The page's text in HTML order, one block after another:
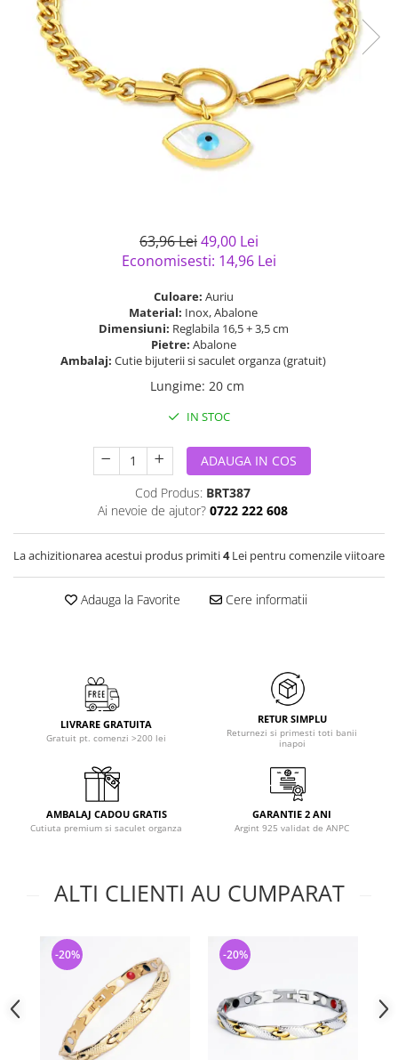
semipretioase
Bijuterii argint placat cu aur
Bijuterii argint cu diverse
Bijuterii de Lux
Bijuterii gotice si rock
Bijuterii Handmade
Casete si cutii de bijuterii
Solutii si lavete de curatare
63,96 Lei49,00 Lei
Economisesti: 14,96 Lei
Culoare: Auriu
Material: Inox, Abalone
Dimensiuni: Reglabila 16,5 + 3,5 cm
Pietre: Abalone
Ambalaj: Cutie bijuterii si saculet organza (gratuit)
Lungime: 20 cm
IN STOC
ADAUGA IN COS
Cod Produs: BRT387
Ai nevoie de ajutor? 0722 222 608
La achizitionarea acestui produs primiti4Lei pentru comenzile viitoare
Adauga la Favorite Cere informatii
LIVRARE GRATUITA
Gratuit pt. comenzi >200 lei
RETUR SIMPLU
Returnezi si primesti toti banii
inapoi
AMBALAJ CADOU GRATIS
Cutiuta premium si saculet organza
GARANTIE 2 ANI
Argint 925 validat de ANPC
ALTI CLIENTI AU CUMPARAT
-20% -20%